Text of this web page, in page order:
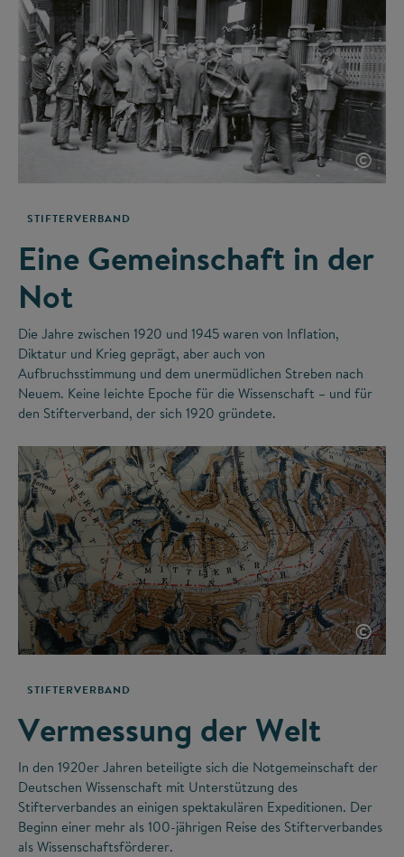
©
STIFTERVERBAND
Eine Gemeinschaft in der
Not
Die Jahre zwischen 1920 und 1945 waren von Inflation,
Diktatur und Krieg geprägt, aber auch von
Aufbruchsstimmung und dem unermüdlichen Streben nach
Neuem. Keine leichte Epoche für die Wissenschaft – und für
den Stifterverband, der sich 1920 gründete.
©
STIFTERVERBAND
Vermessung der Welt
In den 1920er Jahren beteiligte sich die Notgemeinschaft der
Deutschen Wissenschaft mit Unterstützung des
Stifterverbandes an einigen spektakulären Expeditionen. Der
Beginn einer mehr als 100-jährigen Reise des Stifterverbandes
als Wissenschaftsförderer.